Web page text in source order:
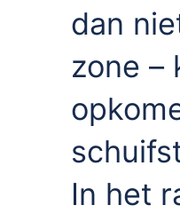
dan
zone –
In het